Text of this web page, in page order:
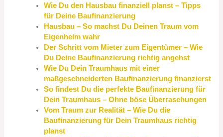
Wie Du den Hausbau finanziell planst – Tipps
für Deine Baufinanzierung
Hausbau – So machst Du Deinen Traum vom
Eigenheim wahr
Der Schritt vom Mieter zum Eigentümer – Wie
Du Deine Baufinanzierung richtig angehst
Wie Du Dein Traumhaus mit einer
maßgeschneiderten Baufinanzierung finanzierst
So findest Du die perfekte Baufinanzierung für
Dein Traumhaus – Ohne böse Überraschungen
Vom Traum zur Realität – Wie Du die
Baufinanzierung für Dein Traumhaus richtig
planst